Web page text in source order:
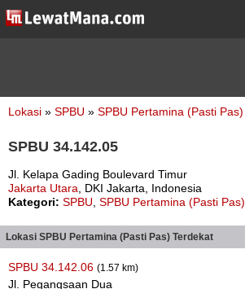
Lokasi » SPBU » SPBU Pertamina (Pasti Pas)
SPBU 34.142.05
Jl. Kelapa Gading Boulevard Timur
Jakarta Utara , DKI Jakarta, Indonesia
Kategori: SPBU SPBU Pertamina (Pasti Pas)
Lokasi SPBU Pertamina (Pasti Pas) Terdekat
SPBU 34.142.06 (1.57 km)
Jl. Pegangsaan Dua